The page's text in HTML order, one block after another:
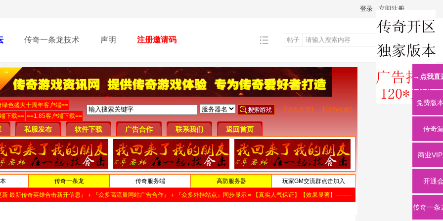
登录 立即注册
传奇一条龙技术 声明 注册邀请码
帖子
搜
索
→点我直
免费版
传奇
商业
开通
传奇一条